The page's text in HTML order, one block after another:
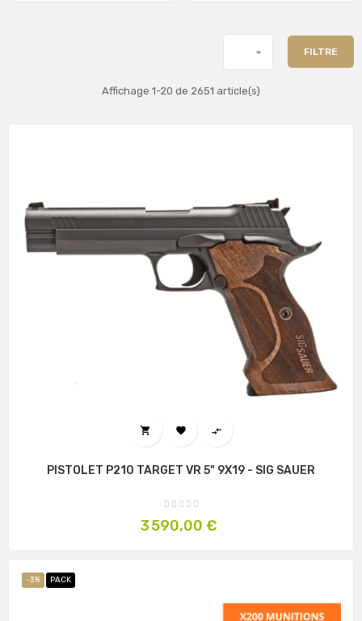
 FILTRE
Affichage 1-20 de 2651 article(s)
  
PISTOLET P210 TARGET VR 5" 9X19 - SIG SAUER
Prix
3 590,00 €
-3% PACK